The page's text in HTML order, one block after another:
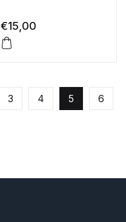
€15,00
3 4 5 6